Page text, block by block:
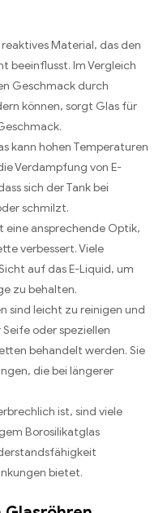
Material, das den
beeinflusst. Im Vergleich
Geschmack durch
können, sorgt Glas für
kann hohen Temperaturen
Verdampfung von E-
sich der Tank bei
schmilzt.
eine ansprechende Optik,
verbessert. Viele
auf das E-Liquid, um
zu behalten.
sind leicht zu reinigen und
oder speziellen
behandelt werden. Sie
die bei längerer
ist, sind viele
Borosilikatglas
bietet.